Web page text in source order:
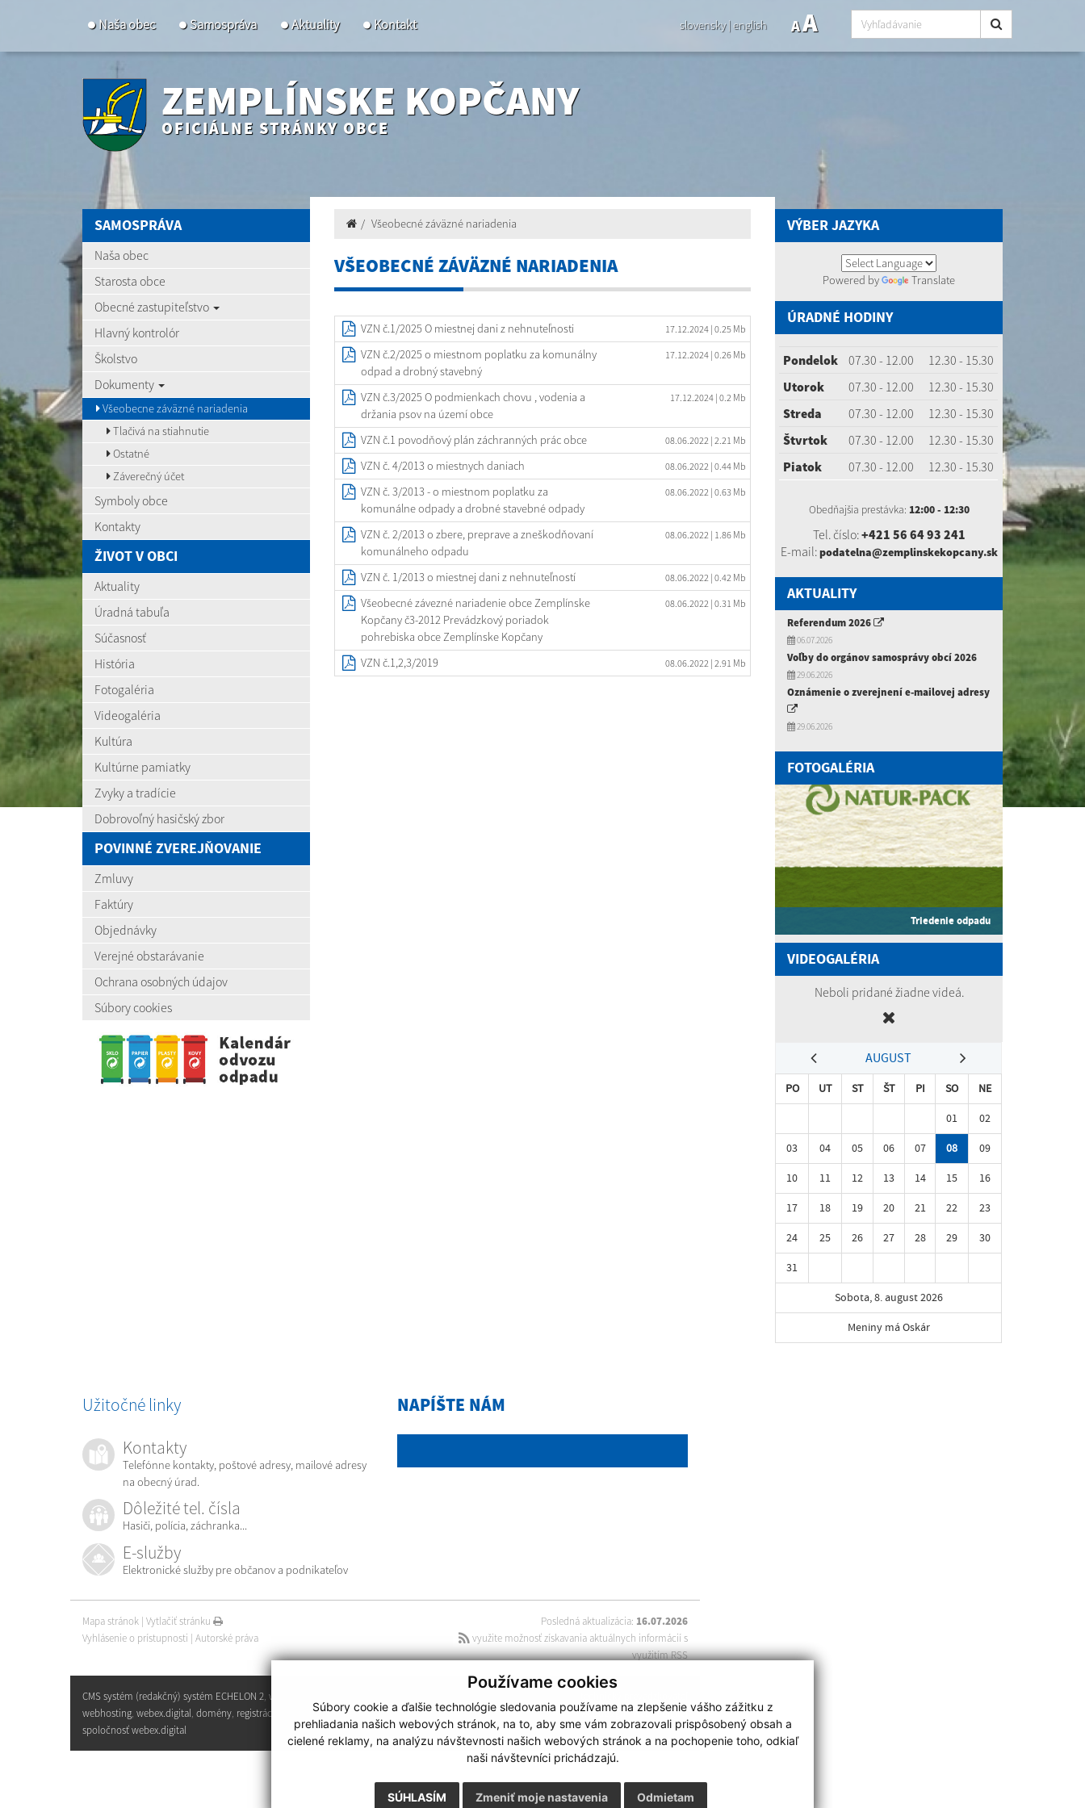
Používame cookies
Súbory cookie a ďalšie technológie sledovania používame na zlepšenie vášho zážitku z
prehliadania našich webových stránok, na to, aby sme vám zobrazovali prispôsobený obsah a
cielené reklamy, na analýzu návštevnosti našich webových stránok a na pochopenie toho, odkiaľ
naši návštevníci prichádzajú.
SÚHLASÍM Odmietam
Zmeniť moje nastavenia
Naša obec Samospráva Aktuality Kontakt slovensky| english AA
ZEMPLÍNSKE KOPČANY
OFICIÁLNE STRÁNKY OBCE
SAMOSPRÁVA
Naša obec
Starosta obce
Obecné zastupiteľstvo
Hlavný kontrolór
Školstvo
Dokumenty
Všeobecne záväzné nariadenia
Tlačivá na stiahnutie
Ostatné
Záverečný účet
Symboly obce
Kontakty
ŽIVOT V OBCI
Aktuality
Úradná tabuľa
Súčasnosť
História
Fotogaléria
Videogaléria
Kultúra
Kultúrne pamiatky
Zvyky a tradície
Dobrovoľný hasičský zbor
POVINNÉ ZVEREJŇOVANIE
Zmluvy
Faktúry
Objednávky
Verejné obstarávanie
Ochrana osobných údajov
Súbory cookies
Všeobecné záväzné nariadenia
VŠEOBECNÉ ZÁVÄZNÉ NARIADENIA
VZN č.1/2025 O miestnej dani z nehnuteľnosti 17.12.2024 | 0.25 Mb
VZN č.2/2025 o miestnom poplatku za komunálny
odpad a drobný stavebný
17.12.2024 | 0.26 Mb
VZN č.3/2025 O podmienkach chovu , vodenia a
držania psov na území obce
17.12.2024 | 0.2 Mb
VZN č.1 povodňový plán záchranných prác obce 08.06.2022 | 2.21 Mb
VZN č. 4/2013 o miestnych daniach 08.06.2022 | 0.44 Mb
VZN č. 3/2013 - o miestnom poplatku za
komunálne odpady a drobné stavebné odpady
08.06.2022 | 0.63 Mb
VZN č. 2/2013 o zbere, preprave a zneškodňovaní
komunálneho odpadu
08.06.2022 | 1.86 Mb
VZN č. 1/2013 o miestnej dani z nehnuteľností 08.06.2022 | 0.42 Mb
Všeobecné závezné nariadenie obce Zemplínske
Kopčany č3-2012 Prevádzkový poriadok
pohrebiska obce Zemplínske Kopčany
08.06.2022 | 0.31 Mb
VZN č.1,2,3/2019 08.06.2022 | 2.91 Mb
VÝBER JAZYKA
Powered by Translate
ÚRADNÉ HODINY
Pondelok 07.30 - 12.00
12.30 - 15.30
Utorok
07.30 - 12.00
12.30 - 15.30
Streda
07.30 - 12.00
12.30 - 15.30
Štvrtok
07.30 - 12.00
12.30 - 15.30
Piatok
07.30 - 12.00 12.30 - 15.30
Obedňajšia prestávka: 12:00 - 12:30
Tel. číslo:+421 56 64 93 241
E-mail:podatelna@zemplinskekopcany.sk
AKTUALITY
Referendum 2026
06.07.2026
Voľby do orgánov samosprávy obcí 2026
29.06.2026
Oznámenie o zverejnení e-mailovej adresy
29.06.2026
FOTOGALÉRIA
Triedenie odpadu
VIDEOGALÉRIA
Neboli pridané žiadne videá.
AUGUST
PO UT ST ŠT PI SO
NE
01
02
03
04 05 06 07 08
09
10
11 12 13 14 15
16
17
18 19 20 21 22
23
24
25 26 27 28 29
30
31
Sobota, 8. august 2026
Meniny má Oskár
NAPÍŠTE NÁM
Užitočné linky
Kontakty
Telefónne kontakty, poštové adresy, mailové adresy
na obecný úrad.
Dôležité tel. čísla
Hasiči, polícia, záchranka...
E-služby
Elektronické služby pre občanov a podnikateľov
Posledná aktualizácia: 16.07.2026
využite možnosť získavania aktuálnych informácií s
využitím RSS
Mapa stránok | Vytlačiť stránku
Vyhlásenie o prístupnosti | Autorské práva
webdesign| webex.digital
CMS systém (redakčný) systém ECHELON 2, web portál
webhosting, webex.digital, domény, registrácia domény,
spoločnosť webex.digital